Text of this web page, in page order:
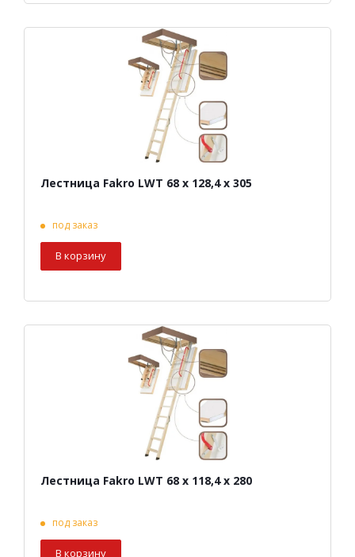
Лестница Fakro LWT 68 х 128,4 х 305
под заказ
В корзину
Лестница Fakro LWT 68 х 118,4 х 280
под заказ
В корзину